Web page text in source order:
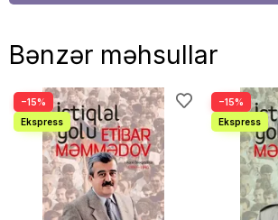
Bənzər məhsullar
−15% −15%